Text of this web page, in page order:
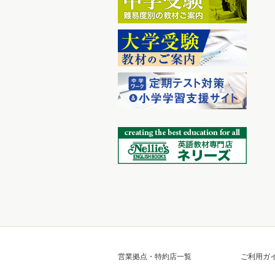
営業拠点・特約店一覧 ご利用ガ